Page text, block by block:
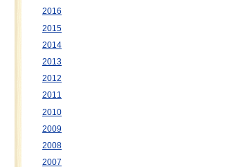
2016
2015
2014
2013
2012
2011
2010
2009
2008
2007